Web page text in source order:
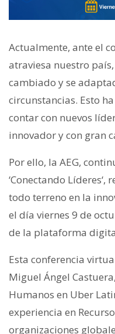
Actualmente, ante el
atraviesa nuestro
cambiado y se
circunstancias. Esto
contar con nuevos
innovador y con gran
Por ello, la AEG,
‘Conectando
todo terreno en la
el día viernes 9 de
de la plataforma
Esta conferencia
Miguel Ángel
Humanos en Uber
experiencia en
organizaciones